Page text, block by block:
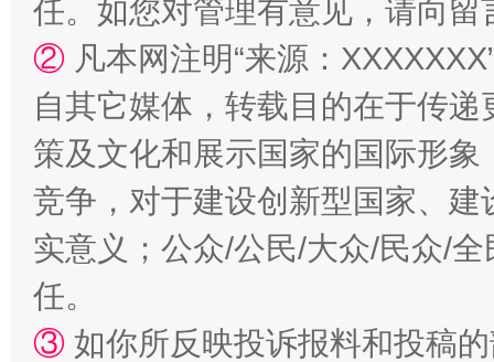
扯下公款旅游的“隐身衣” 如何以
任。如您对管理有意见，请向
② 凡本网注明“来源：
自其它媒体，转载目的在于传
策及文化和展示国家的国际形
竞争，对于建设创新型国家、
实意义；公众/公民/大众/民众/
任。
③ 如你所反映投诉报料和投稿